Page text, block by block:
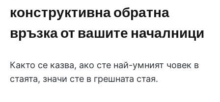
конструктивна обратна
връзка от вашите началници
Както се казва, ако сте най-умният човек в
стаята, значи сте в грешната стая.